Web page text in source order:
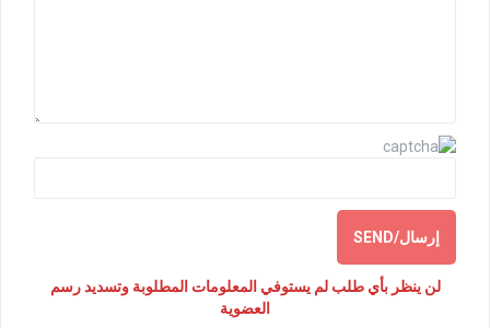
لن ينظر بأي طلب لم يستوفي المعلومات المطلوبة وتسديد رسم
العضوية